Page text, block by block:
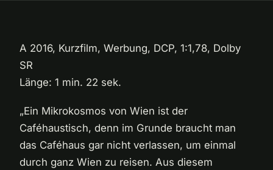
A 2016, Kurzfilm, Werbung, DCP, 1:1,78, Dolby
SR
Länge: 1 min. 22 sek.
„Ein Mikrokosmos von Wien ist der
Caféhaustisch, denn im Grunde braucht man
das Caféhaus gar nicht verlassen, um einmal
durch ganz Wien zu reisen. Aus diesem